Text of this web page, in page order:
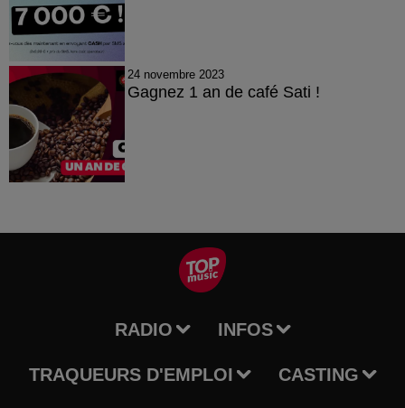
24 novembre 2023
Gagnez 1 an de café Sati !
RADIO INFOS
TRAQUEURS D'EMPLOI CASTING